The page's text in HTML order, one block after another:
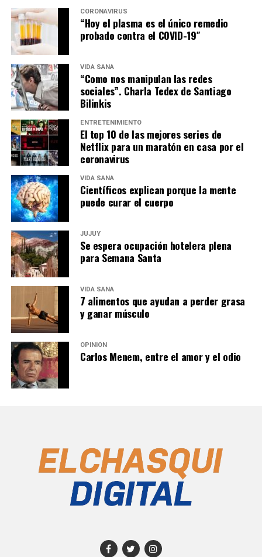
CORONAVIRUS
“Hoy el plasma es el único remedio
probado contra el COVID-19″
VIDA SANA
“Como nos manipulan las redes
sociales”. Charla Tedex de Santiago
Bilinkis
ENTRETENIMIENTO
El top 10 de las mejores series de
Netflix para un maratón en casa por el
coronavirus
VIDA SANA
Científicos explican porque la mente
puede curar el cuerpo
JUJUY
Se espera ocupación hotelera plena
para Semana Santa
VIDA SANA
7 alimentos que ayudan a perder grasa
y ganar músculo
OPINIÓN
Carlos Menem, entre el amor y el odio